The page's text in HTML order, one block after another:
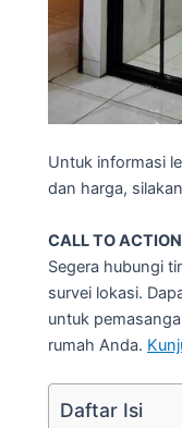
Untuk informasi
dan harga,
CALL TO
Segera hubungi
survei lokasi.
untuk
rumah Anda.
Daftar Isi